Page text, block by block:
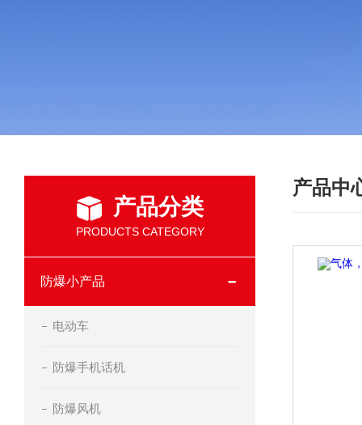
产品分类
PRODUCTS CATEGORY
防爆小产品
电动车
防爆手机话机
防爆风机
产品中